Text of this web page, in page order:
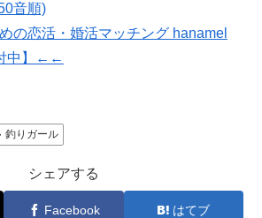
音順)
の恋活・婚活マッチング hanamel
中】←←
釣りガール
シェアする
Facebook はてブ